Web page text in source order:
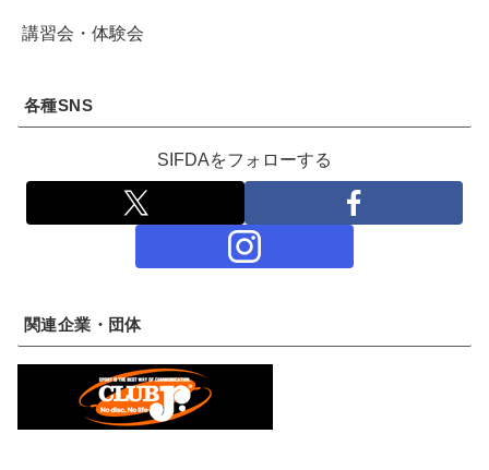
講習会・体験会
各種SNS
SIFDAをフォローする
関連企業・団体